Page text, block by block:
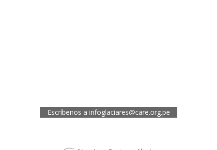
Escríbenos a infoglaciares@care.org.pe